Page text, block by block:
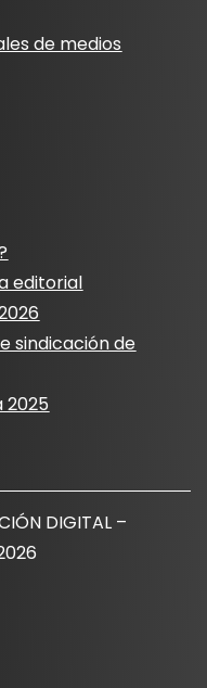
de medios
editorial
sindicación de
2025
DIGITAL –